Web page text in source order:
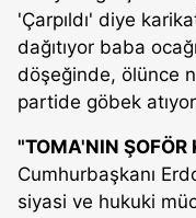
'Çarpıldı' diye
dağıtıyor baba
döşeğinde, ölünce
partide göbek
"TOMA'NIN ŞOFÖR
Cumhurbaşkanı
siyasi ve hukuki